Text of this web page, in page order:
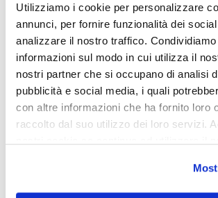
Utilizziamo i cookie per personalizzare
annunci, per fornire funzionalità dei
analizzare il nostro traffico.
informazioni sul modo in cui utilizza il
nostri partner che si occupano di analisi
pubblicità e social media, i quali
con altre informazioni che ha fornito loro
raccolto dal suo utilizzo dei loro servizi.
LA NUOVA TERRA